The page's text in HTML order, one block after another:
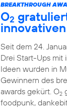
BREAKTHROUGH
O2
Seit dem 24.
Drei Start-Ups mit
Ideen wurden in
Gewinnern des
awards gekürt. O2
foodpunk,